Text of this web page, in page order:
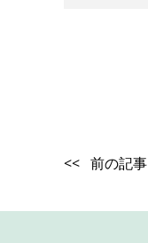
<< 前の記事